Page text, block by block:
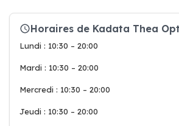
Horaires de Kadata Thea
Lundi : 10:30 – 20:00
Mardi : 10:30 – 20:00
Mercredi : 10:30 – 20:00
Jeudi : 10:30 – 20:00